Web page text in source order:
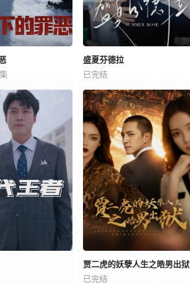
盛夏芬德拉
已完结
贾二虎的妖孽人生之皓男出狱
已完结